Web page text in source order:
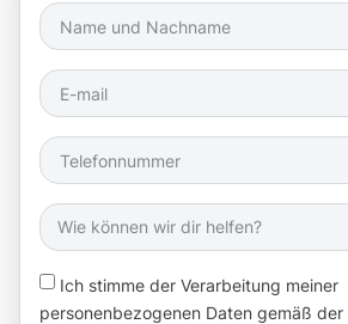
Ich stimme der Verarbeitung meiner
personenbezogenen Daten gemäß der